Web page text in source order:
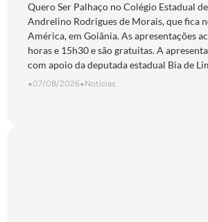
Quero Ser Palhaço no Colégio Estadual
Andrelino Rodrigues de Morais, que fica
América, em Goiânia. As apresentações
horas e 15h30 e são gratuitas. A
com apoio da deputada estadual Bia de
•07/08/2026•Notícias